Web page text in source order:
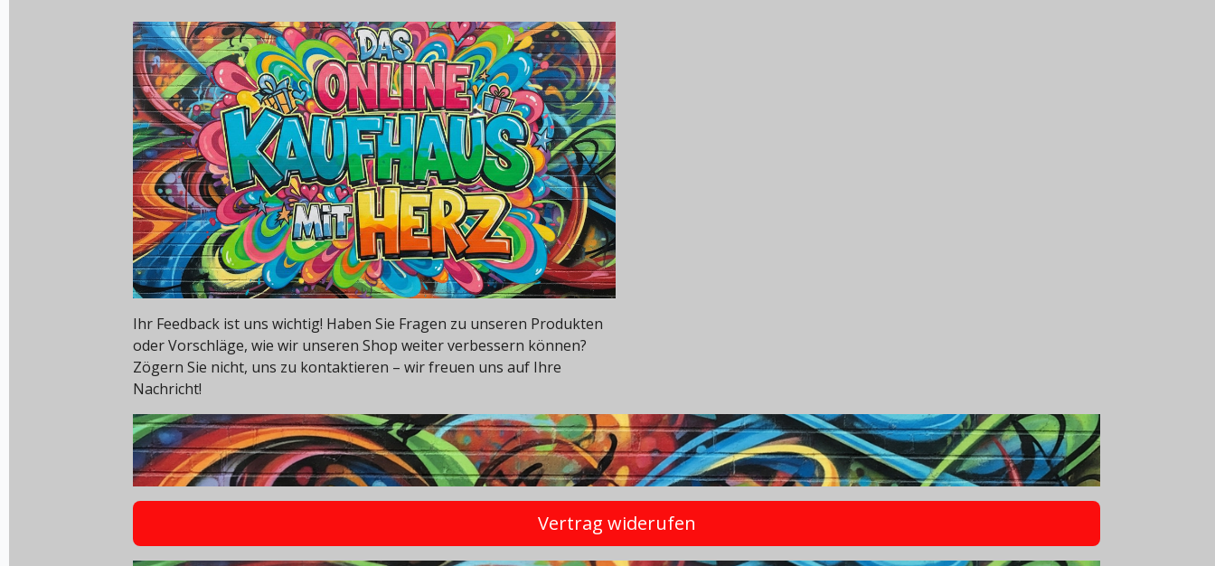
Ihr Feedback ist uns wichtig! Haben Sie Fragen zu unseren Produkten
oder Vorschläge, wie wir unseren Shop weiter verbessern können?
Zögern Sie nicht, uns zu kontaktieren – wir freuen uns auf Ihre
Nachricht!
Vertrag widerufen